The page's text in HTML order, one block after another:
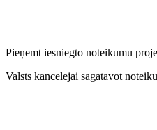
Pieņemt iesniegto noteikumu
Valsts kancelejai sagatavot